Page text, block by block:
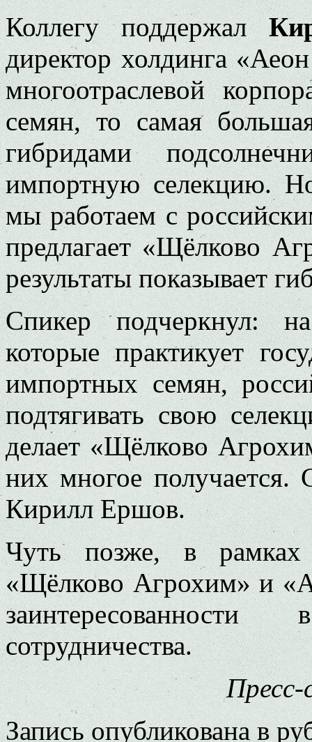
Коллегу поддержал
директор холдинга
многоотраслевой
семян, то самая
гибридами
импортную селекцию.
мы работаем с
предлагает «Щёлково
результаты показывает
Спикер подчеркнул:
которые практикует
импортных семян,
подтягивать свою
делает «Щёлково
них многое получается.
Кирилл Ершов.
Чуть позже, в рамках
«Щёлково Агрохим» и
сотрудничества.
Запись опубликована в